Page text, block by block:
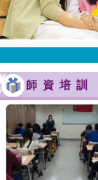
師資培訓